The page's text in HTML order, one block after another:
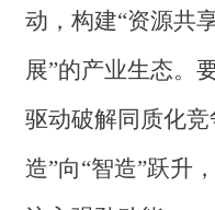
动，构建“资源共
展”的产业生态。
驱动破解同质化竞
造”向“智造”跃升